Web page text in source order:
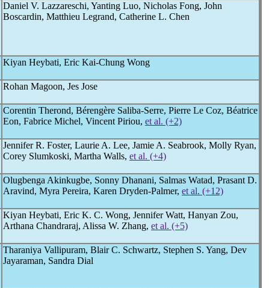
Daniel V. Lazzareschi, Yanting Luo, Nicholas Fong, John
Boscardin, Matthieu Legrand, Catherine L. Chen
Kiyan Heybati, Eric Kai-Chung Wong
Rohan Magoon, Jes Jose
Corentin Therond, Bérengère Saliba-Serre, Pierre Le Coz, Béatrice
Eon, Fabrice Michel, Vincent Piriou, et al. (+2)
Jennifer R. Foster, Laurie A. Lee, Jamie A. Seabrook, Molly Ryan,
Corey Slumkoski, Martha Walls, et al. (+4)
Olugbenga Akinkugbe, Sonny Dhanani, Salmas Watad, Prasant D.
Aravind, Myra Pereira, Karen Dryden-Palmer, et al. (+12)
Kiyan Heybati, Eric K. C. Wong, Jennifer Watt, Hanyan Zou,
Arthana Chandraraj, Alissa W. Zhang, et al. (+5)
Tharaniya Vallipuram, Blair C. Schwartz, Stephen S. Yang, Dev
Jayaraman, Sandra Dial